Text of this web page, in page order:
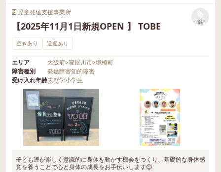
児童発達支援事業所
【2025年11月1日新規OPEN 】 TOBE
リストに
保存
空きあり 送迎あり
エリア 大阪府>寝屋川市>境橋町
障害種別
発達障害知的障害
受け入れ年齢未就学小学生
子ども達が楽しく意識的に身体を動かす機会をつくり、基礎的な身体感
覚を養うことで心と身体の成長をお手伝いします😊